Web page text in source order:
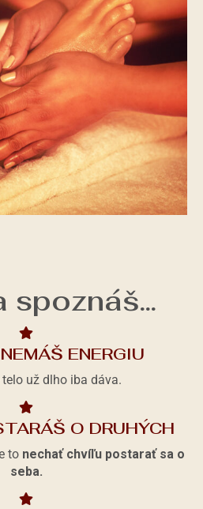
spoznáš...
ENERGIU
už dlho iba dáva.
O DRUHÝCH
to nechať chvíľu postarať sa o
seba.